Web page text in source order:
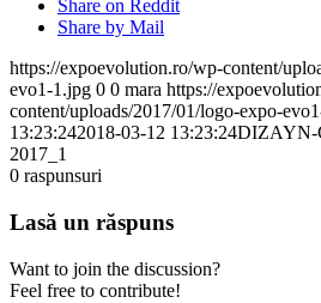
Share on Reddit
Share by Mail
https://expoevolution.ro/wp-content/
evo1-1.jpg 0 0 mara https://
content/uploads/2017/01/logo-expo-
13:23:242018-03-12 13:23:24DIZAYN-
2017_1
0 raspunsuri
Lasă un răspuns
Want to join the discussion?
Feel free to contribute!